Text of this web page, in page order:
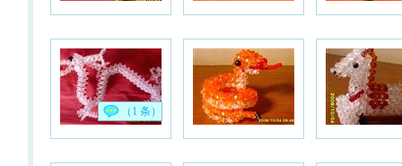
（1 条）